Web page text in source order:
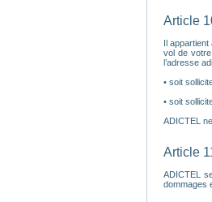
Article
Il
vol de
l’adresse
• soit
• soit
ADICTEL
Article
ADICTEL
dommages